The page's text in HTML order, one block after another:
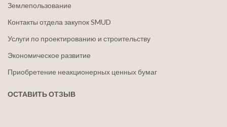
Землепользование
Контакты отдела закупок SMUD
Услуги по проектированию и строительству
Экономическое развитие
Приобретение неакционерных ценных бумаг
ОСТАВИТЬ ОТЗЫВ